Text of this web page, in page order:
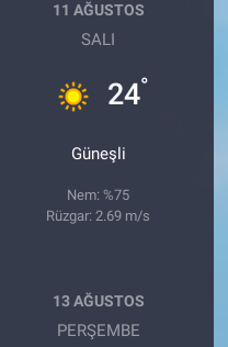
11 AĞUSTOS
SALI
24°
Güneşli
Nem: %75
Rüzgar: 2.69 m/s
13 AĞUSTOS
PERŞEMBE